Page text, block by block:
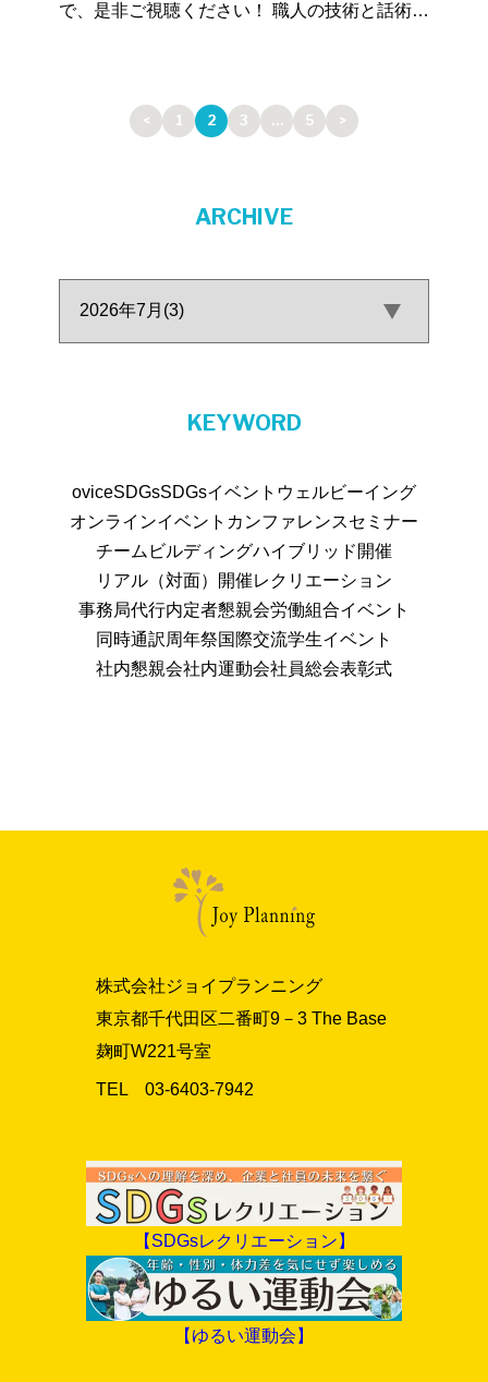
で、是非ご視聴ください！ 職人の技術と話術で
< 1 2 3 … 5 >
ARCHIVE
KEYWORD
oviceSDGsSDGsイベント ウェルビーイング
オンラインイベント カンファレンスセミナー
チームビルディングハイブリッド開催
リアル（対面）開催レクリエーション
事務局代行内定者懇親会労働組合イベント
同時通訳 周年祭国際交流学生イベント
社内懇親会社内運動会社員総会表彰式
株式会社ジョイプランニング
東京都千代田区二番町9－3 The Base
麹町W221号室
TEL 03‐6403‐7942
【SDGsレクリエーション】
【ゆるい運動会】